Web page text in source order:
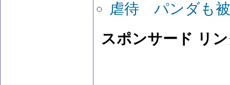
虐待 パンダも
スポンサード リ